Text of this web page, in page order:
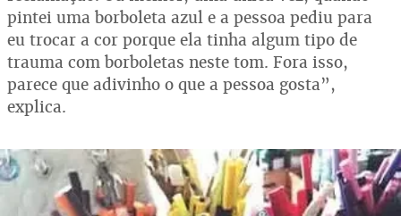
pintei uma borboleta azul e a pessoa pediu para
eu trocar a cor porque ela tinha algum tipo de
trauma com borboletas neste tom. Fora isso,
parece que adivinho o que a pessoa gosta”,
explica.